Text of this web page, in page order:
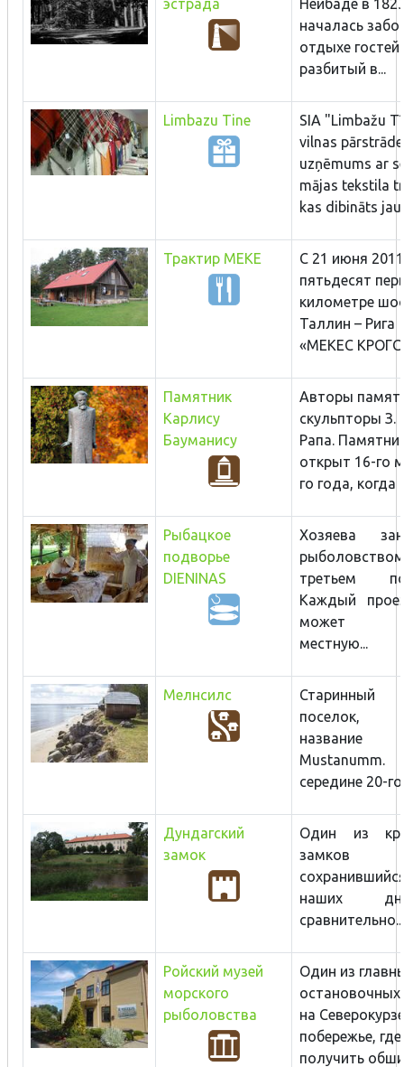
эстрада
Нейбаде в
началась
отдыхе
разбитый в...
Limbazu Tine
SIA "Limbažu
vilnas
uzņēmums ar
mājas tekstila
kas dibināts jau
Трактир MEKE
С 21 июня
пятьдесят
километре
Таллин – Рига
«МЕКЕС
Памятник
Карлису
Бауманису
Авторы
скульпторы З.
Рапа.
открыт 16-го
го года, когда
Рыбацкое
подворье
DIENINAS
Хозяева
третьем
Каждый
может
местную...
Мелнсилс
Старинный
поселок,
название
середине 20-го
Дундагский
замок
Один из
замков
наших
сравнительно...
Ройский музей
морского
рыболовства
Один из
остановочных
на
побережье,
получить